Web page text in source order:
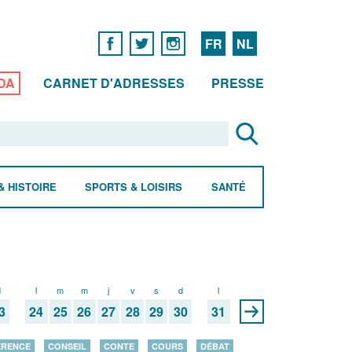
FR NL
CARNET D'ADRESSES PRESSE
HISTOIRE SPORTS & LOISIRS SANTÉ
l
24
m
25
m
26
j
27
v
28
s
29
d
30
l
31
CONSEIL CONTE COURS
DÉBAT